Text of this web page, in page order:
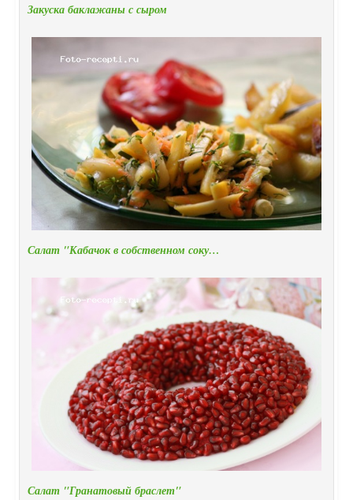
Закуска баклажаны с сыром
Салат "Кабачок в собственном соку…
Салат "Гранатовый браслет"